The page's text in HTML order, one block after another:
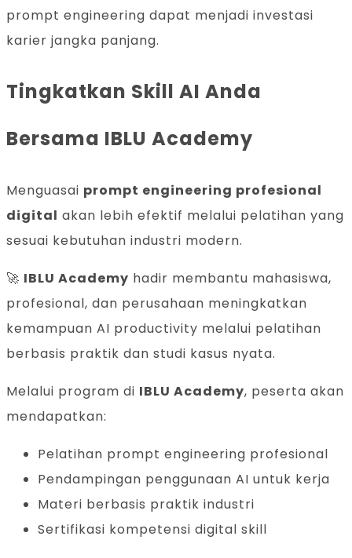
prompt engineering dapat menjadi investasi
karier jangka panjang.
Tingkatkan Skill AI Anda
Bersama IBLU Academy
Menguasai prompt engineering profesional
digital akan lebih efektif melalui pelatihan yang
sesuai kebutuhan industri modern.
🚀 IBLU Academy hadir membantu mahasiswa,
profesional, dan perusahaan meningkatkan
kemampuan AI productivity melalui pelatihan
berbasis praktik dan studi kasus nyata.
Melalui program di IBLU Academy, peserta akan
mendapatkan:
Pelatihan prompt engineering profesional
Pendampingan penggunaan AI untuk kerja
Materi berbasis praktik industri
Sertifikasi kompetensi digital skill